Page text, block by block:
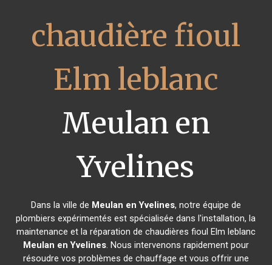
chaudière fioul
Elm leblanc
Meulan en
Yvelines
Dans la ville de Meulan en Yvelines, notre équipe de
plombiers expérimentés est spécialisée dans l'installation, la
maintenance et la réparation de chaudières fioul Elm leblanc
Meulan en Yvelines. Nous intervenons rapidement pour
résoudre vos problèmes de chauffage et vous offrir une